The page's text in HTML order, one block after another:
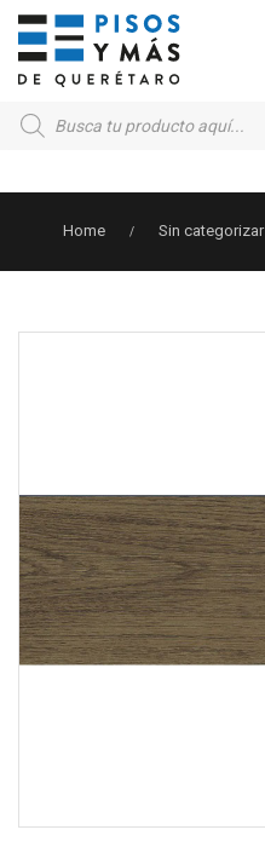
Products
search
Home / Sin categorizar